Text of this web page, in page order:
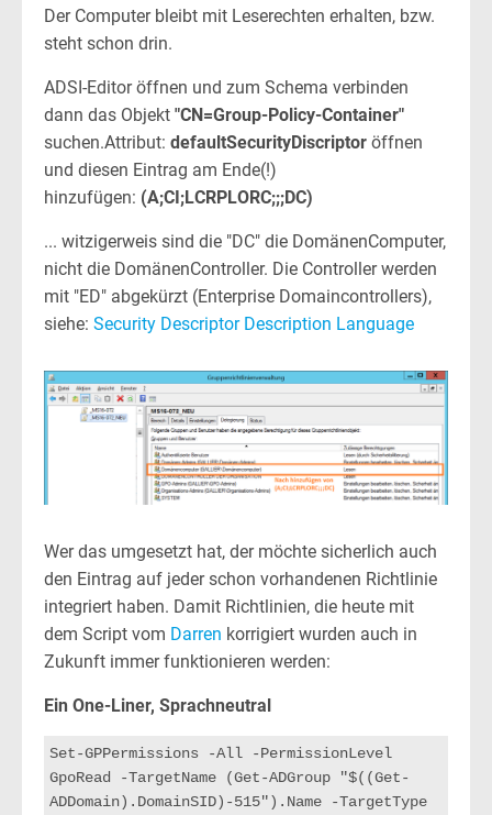
Der Computer bleibt mit Leserechten erhalten, bzw.
steht schon drin.
ADSI-Editor öffnen und zum Schema verbinden
dann das Objekt "CN=Group-Policy-Container"
suchen.Attribut: defaultSecurityDiscriptor öffnen
und diesen Eintrag am Ende(!)
hinzufügen: (A;CI;LCRPLORC;;;DC)
... witzigerweis sind die "DC" die DomänenComputer,
nicht die DomänenController. Die Controller werden
mit "ED" abgekürzt (Enterprise Domaincontrollers),
siehe: Security Descriptor Description Language
Wer das umgesetzt hat, der möchte sicherlich auch
den Eintrag auf jeder schon vorhandenen Richtlinie
integriert haben. Damit Richtlinien, die heute mit
dem Script vom Darren korrigiert wurden auch in
Zukunft immer funktionieren werden:
Ein One-Liner, Sprachneutral
Set-GPPermissions -All -PermissionLevel
GpoRead -TargetName (Get-ADGroup "$((Get-
ADDomain).DomainSID)-515").Name -TargetType